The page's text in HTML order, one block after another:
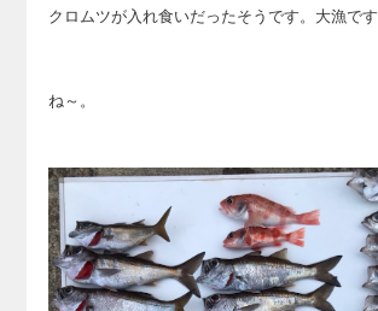
クロムツが入れ食いだったそうです。大漁です
ね～。